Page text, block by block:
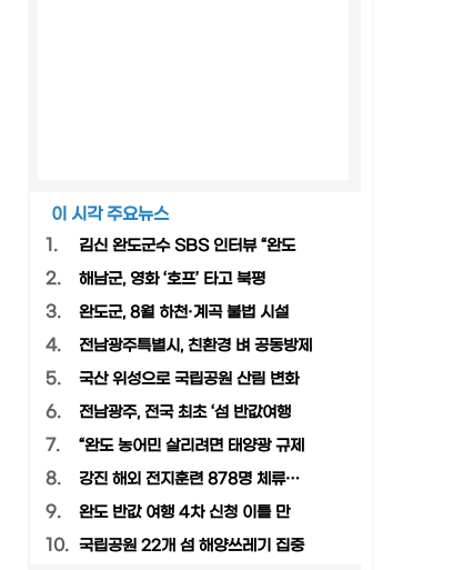
이 시각 주요뉴스
1.
김신 완도군수 SBS 인터뷰 “완도
2. 해남군, 영화 ‘호프’ 타고 북평
3. 완도군, 8월 하천·계곡 불법 시설
4. 전남광주특별시, 친환경 벼 공동방제
5. 국산 위성으로 국립공원 산림 변화
6. 전남광주, 전국 최초 ‘섬 반값여행
7. “완도 농어민 살리려면 태양광 규제
8. 강진 해외 전지훈련 878명 체류…
9. 완도 반값 여행 4차 신청 이틀 만
10. 국립공원 22개 섬 해양쓰레기 집중